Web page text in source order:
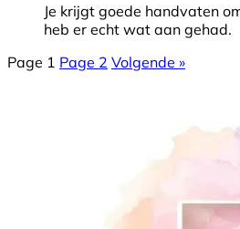
Je krijgt goede handvaten
heb er echt wat aan gehad.
Page 1 Page 2 Volgende »